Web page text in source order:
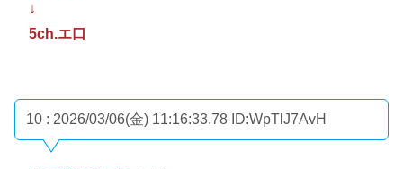
↓
5ch.エ口
10 : 2026/03/06(金) 11:16:33.78 ID:WpTlJ7AvH